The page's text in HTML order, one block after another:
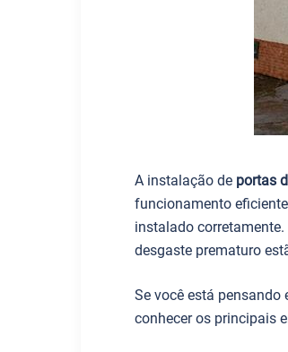
A instalação de portas
funcionamento
instalado
desgaste prematuro
Se você está pensando
conhecer os principais